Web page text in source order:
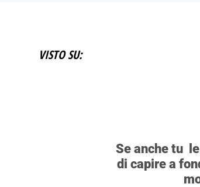
VISTO SU:
Se anche tu
di capire a